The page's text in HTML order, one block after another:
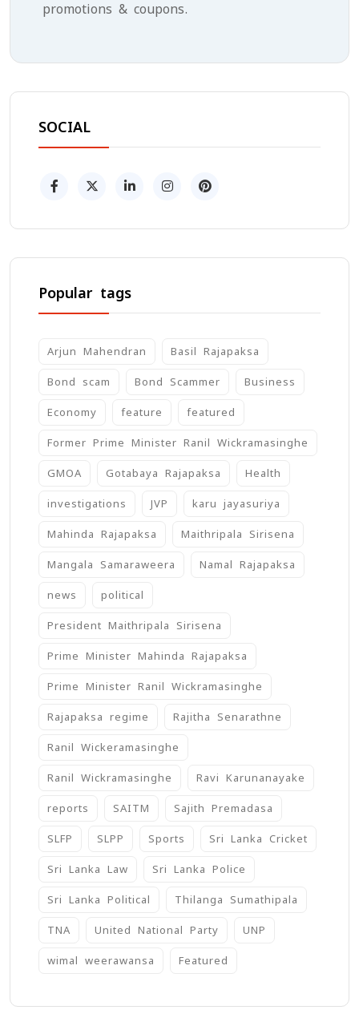
promotions & coupons.
SOCIAL
Popular tags
Arjun Mahendran Basil Rajapaksa
Bond scam Bond Scammer Business
Economy feature featured
Former Prime Minister Ranil Wickramasinghe
GMOA Gotabaya Rajapaksa Health
investigations JVP karu jayasuriya
Mahinda Rajapaksa Maithripala Sirisena
Mangala Samaraweera Namal Rajapaksa
news political
President Maithripala Sirisena
Prime Minister Mahinda Rajapaksa
Prime Minister Ranil Wickramasinghe
Rajapaksa regime Rajitha Senarathne
Ranil Wickeramasinghe
Ranil Wickramasinghe Ravi Karunanayake
reports SAITM Sajith Premadasa
SLFP SLPP Sports Sri Lanka Cricket
Sri Lanka Law Sri Lanka Police
Sri Lanka Political Thilanga Sumathipala
TNA United National Party UNP
wimal weerawansa ‍Featured